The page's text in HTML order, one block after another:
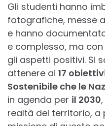
Gli studenti hanno
fotografiche, messe
e hanno
e complesso, ma
gli aspetti positivi. Si
attenere ai 17
Sostenibile che le
in agenda per il 2030
realtà del territorio, a